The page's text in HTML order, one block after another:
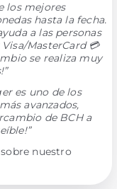
los mejores
hasta la fecha.
a las personas
MasterCard 💳
se realiza muy
es uno de los
avanzados,
de BCH a
nuestro